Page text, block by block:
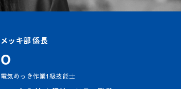
メッキ部 係長
O
電気めっき作業1級技能士